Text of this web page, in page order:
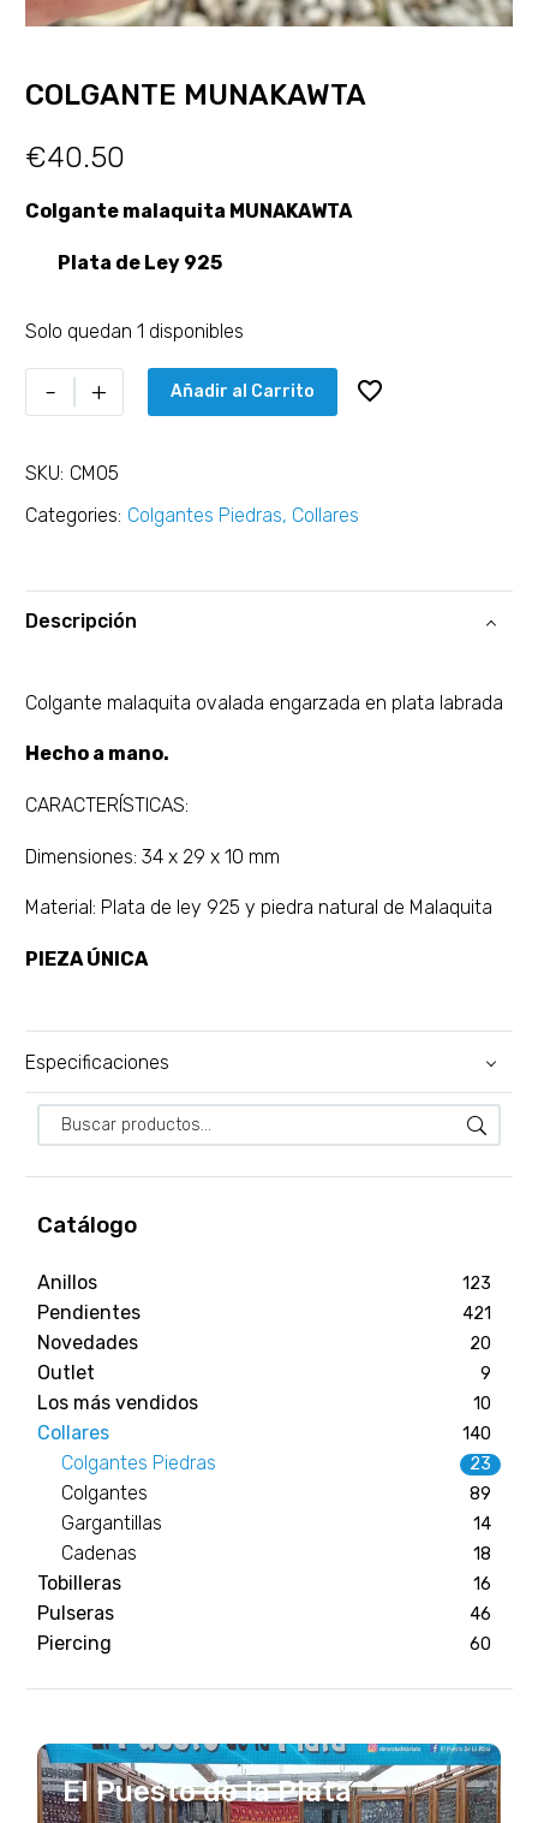
Catálogo
Anillos 123
Pendientes 421
Novedades 20
Outlet 9
Los más vendidos 10
Collares 140
Colgantes Piedras 23
Colgantes 89
Gargantillas 14
Cadenas 18
Tobilleras 16
Pulseras 46
Piercing 60
El Puesto de la Plata
COLGANTE MUNAKAWTA
€40.50
Colgante malaquita MUNAKAWTA
Plata de Ley 925
Solo quedan 1 disponibles
- + Añadir al Carrito
SKU: CM05
Categories: Colgantes Piedras, Collares
Descripción
Colgante malaquita ovalada engarzada en plata labrada
Hecho a mano.
CARACTERÍSTICAS:
Dimensiones: 34 x 29 x 10 mm
Material: Plata de ley 925 y piedra natural de Malaquita
PIEZA ÚNICA
Especificaciones